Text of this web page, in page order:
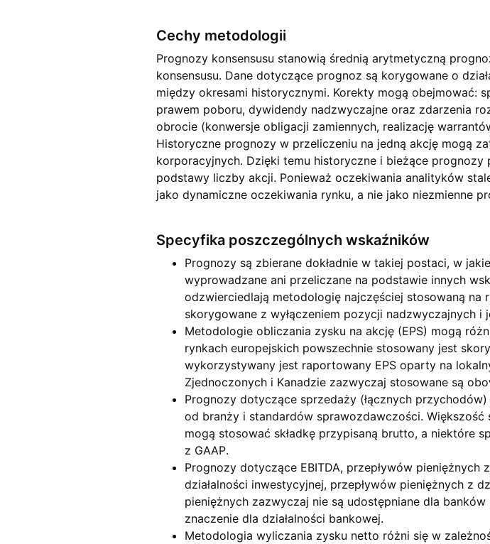
Cechy metodologii
Prognozy konsensusu stanowią średnią arytmetyczną
konsensusu. Dane dotyczące prognoz są korygowane o
między okresami historycznymi. Korekty mogą obejmować:
prawem poboru, dywidendy nadzwyczajne oraz zdarzenia
obrocie (konwersje obligacji zamiennych, realizację
Historyczne prognozy w przeliczeniu na jedną akcję mogą
korporacyjnych. Dzięki temu historyczne i bieżące
podstawy liczby akcji. Ponieważ oczekiwania analityków
jako dynamiczne oczekiwania rynku, a nie jako niezmienne
Specyfika poszczególnych wskaźników
Prognozy są zbierane dokładnie w takiej postaci, w
wyprowadzane ani przeliczane na podstawie innych
odzwierciedlają metodologię najczęściej stosowaną na
skorygowane z wyłączeniem pozycji nadzwyczajnych i
Metodologie obliczania zysku na akcję (EPS) mogą
rynkach europejskich powszechnie stosowany jest
wykorzystywany jest raportowany EPS oparty na
Zjednoczonych i Kanadzie zazwyczaj stosowane są
Prognozy dotyczące sprzedaży (łącznych
od branży i standardów sprawozdawczości.
mogą stosować składkę przypisaną brutto, a niektóre
z GAAP.
Prognozy dotyczące EBITDA, przepływów pieniężnych
działalności inwestycyjnej, przepływów pieniężnych z
pieniężnych zazwyczaj nie są udostępniane dla
znaczenie dla działalności bankowej.
Metodologia wyliczania zysku netto różni się w